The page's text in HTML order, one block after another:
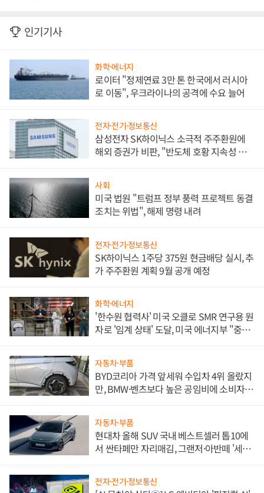
인기기사
화학·에너지
로이터 "정제연료 3만 톤 한국에서 러시아
로 이동", 우크라이나의 공격에 수요 늘어
전자·전기·정보통신
삼성전자 SK하이닉스 소극적 주주환원에
해외 증권가 비판, "반도체 호황 지속성 의
사회
미국 법원 "트럼프 정부 풍력 프로젝트 동결
조치는 위법", 해제 명령 내려
전자·전기·정보통신
SK하이닉스 1주당 375원 현금배당 실시, 추
가 주주환원 계획 9월 공개 예정
화학·에너지
'한수원 협력사' 미국 오클로 SMR 연구용 원
자로 '임계 상태' 도달, 미국 에너지부 "중요
자동차·부품
BYD코리아 가격 앞세워 수입차 4위 올랐지
만, BMW·벤츠보다 높은 공임비에 소비자
자동차·부품
현대차 올해 SUV 국내 베스트셀러 톱10에
서 싼타페만 자리매김, 그랜저·아반떼 '세단
전자·전기·정보통신